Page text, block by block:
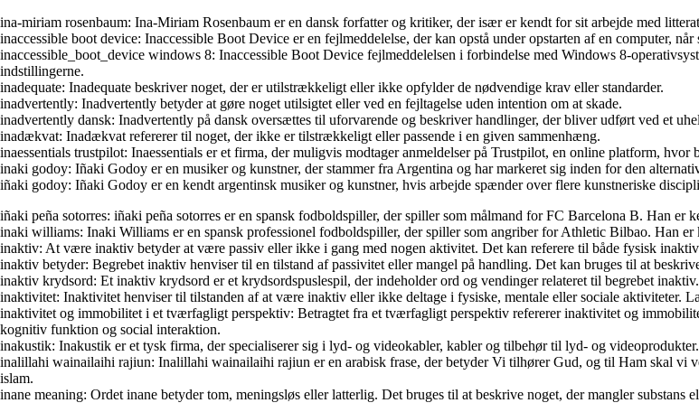
ina-miriam rosenbaum: Ina-Miriam Rosenbaum er en dansk forfatter og kritiker, der især er kendt for sit arbejde med
inaccessible boot device: Inaccessible Boot Device er en fejlmeddelelse, der kan opstå under opstarten af en computer,
inaccessible_boot_device windows 8: Inaccessible Boot Device fejlmeddelelsen i forbindelse med Windows 8-
indstillingerne.
inadequate: Inadequate beskriver noget, der er utilstrækkeligt eller ikke opfylder de nødvendige krav eller standarder.
inadvertently: Inadvertently betyder at gøre noget utilsigtet eller ved en fejltagelse uden intention om at skade.
inadvertently dansk: Inadvertently på dansk oversættes til uforvarende og beskriver handlinger, der bliver udført ved et
inadækvat: Inadækvat refererer til noget, der ikke er tilstrækkeligt eller passende i en given sammenhæng.
inaessentials trustpilot: Inaessentials er et firma, der muligvis modtager anmeldelser på Trustpilot, en online platform, hvor
inaki godoy: Iñaki Godoy er en musiker og kunstner, der stammer fra Argentina og har markeret sig inden for den
iñaki godoy: Iñaki Godoy er en kendt argentinsk musiker og kunstner, hvis arbejde spænder over flere kunstneriske
iñaki peña sotorres: iñaki peña sotorres er en spansk fodboldspiller, der spiller som målmand for FC Barcelona B. Han er
inaki williams: Inaki Williams er en spansk professionel fodboldspiller, der spiller som angriber for Athletic Bilbao. Han
inaktiv: At være inaktiv betyder at være passiv eller ikke i gang med nogen aktivitet. Det kan referere til både fysisk
inaktiv betyder: Begrebet inaktiv henviser til en tilstand af passivitet eller mangel på handling. Det kan bruges til at
inaktiv krydsord: Et inaktiv krydsord er et krydsordspuslespil, der indeholder ord og vendinger relateret til begrebet
inaktivitet: Inaktivitet henviser til tilstanden af at være inaktiv eller ikke deltage i fysiske, mentale eller sociale aktiviteter.
inaktivitet og immobilitet i et tværfagligt perspektiv: Betragtet fra et tværfagligt perspektiv refererer inaktivitet og
kognitiv funktion og social interaktion.
inakustik: Inakustik er et tysk firma, der specialiserer sig i lyd- og videokabler, kabler og tilbehør til lyd- og
inalillahi wainailaihi rajiun: Inalillahi wainailaihi rajiun er en arabisk frase, der betyder Vi tilhører Gud, og til Ham skal vi
islam.
inane meaning: Ordet inane betyder tom, meningsløs eller latterlig. Det bruges til at beskrive noget, der mangler